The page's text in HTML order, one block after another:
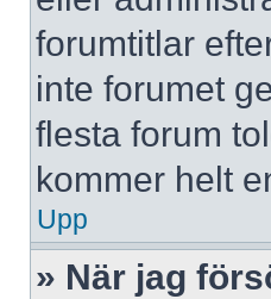
forumtitlar
inte forumet
flesta forum
kommer helt
Upp
» När jag